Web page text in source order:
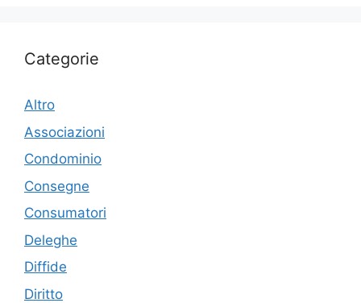
Categorie
Altro
Associazioni
Condominio
Consegne
Consumatori
Deleghe
Diffide
Diritto